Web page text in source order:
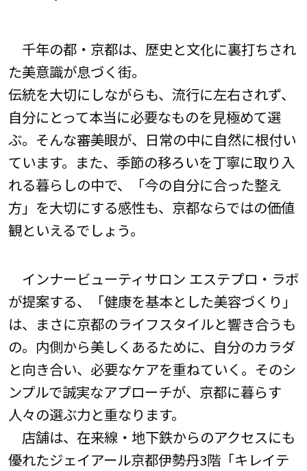
千年の都・京都は、歴史と文化に裏打ちされ
た美意識が息づく街。
伝統を大切にしながらも、流行に左右されず、
自分にとって本当に必要なものを見極めて選
ぶ。そんな審美眼が、日常の中に自然に根付い
ています。また、季節の移ろいを丁寧に取り入
れる暮らしの中で、「今の自分に合った整え
方」を大切にする感性も、京都ならではの価値
観といえるでしょう。
インナービューティサロン エステプロ・ラボ
が提案する、「健康を基本とした美容づくり」
は、まさに京都のライフスタイルと響き合うも
の。内側から美しくあるために、自分のカラダ
と向き合い、必要なケアを重ねていく。そのシ
ンプルで誠実なアプローチが、京都に暮らす
人々の選ぶ力と重なります。
店舗は、在来線・地下鉄からのアクセスにも
優れたジェイアール京都伊勢丹3階「キレイテ